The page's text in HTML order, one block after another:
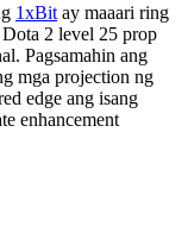
1xBit ay maaari ring
Dota 2 level 25 prop
Pagsamahin ang
mga projection ng
edge ang isang
enhancement